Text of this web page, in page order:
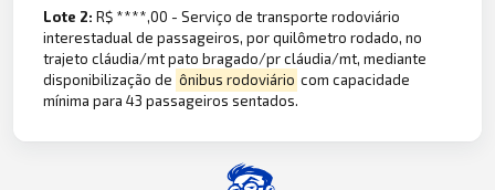
Lote 2:R$ ****,00 - Serviço de transporte rodoviário
interestadual de passageiros, por quilômetro rodado, no
trajeto cláudia/mt pato bragado/pr cláudia/mt, mediante
disponibilização de ônibus rodoviário com capacidade
mínima para 43 passageiros sentados.